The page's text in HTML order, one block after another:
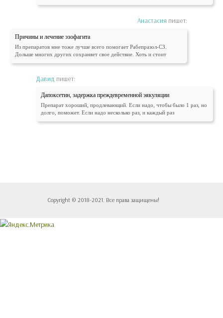
Анастасия пишет:
Причины и лечение эзофагита
Из препаратов мне тоже лучше всего помогает Рабепразол-СЗ.
Дольше многих других сохраняет свое действие. Хоть и стоит
Давид пишет:
Дапоксетин, задержка преждевременной эякуляции
Препарат хороший, продлевающий. Если надо, чтобы было 1 раз, но
долго, поможет. Если надо несколько раз, и каждый раз
Copyright © 2018-2021. Все права защищены!